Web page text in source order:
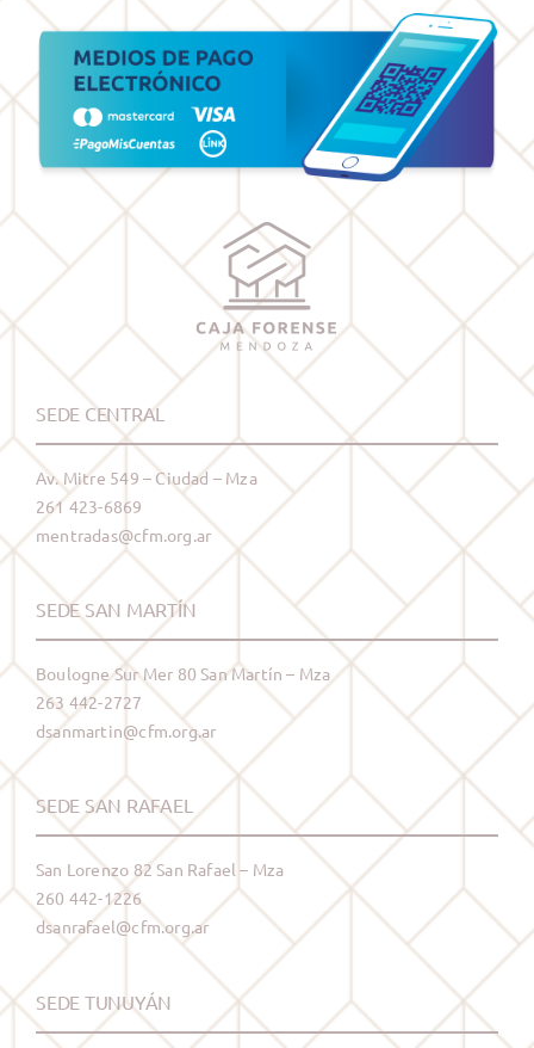
SEDE CENTRAL
Av. Mitre 549 – Ciudad – Mza
261 423-6869
mentradas@cfm.org.ar
SEDE SAN MARTÍN
Boulogne Sur Mer 80 San Martín – Mza
263 442-2727
dsanmartin@cfm.org.ar
SEDE SAN RAFAEL
San Lorenzo 82 San Rafael – Mza
260 442-1226
dsanrafael@cfm.org.ar
SEDE TUNUYÁN